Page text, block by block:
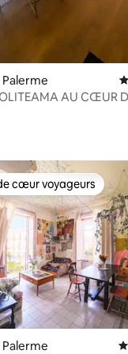
Palerme
AU CŒUR
cœur voyageurs
cœur voyageurs
Palerme